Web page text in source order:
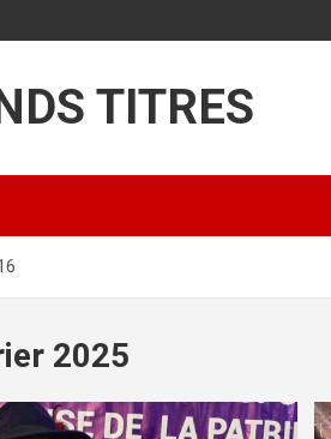
TITRES
2025